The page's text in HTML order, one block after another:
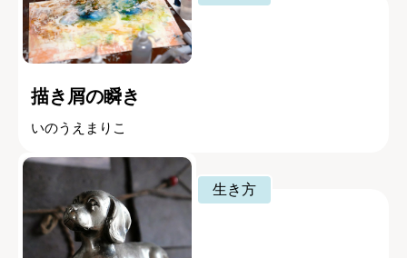
描き屑の瞬き
いのうえまりこ
生き方